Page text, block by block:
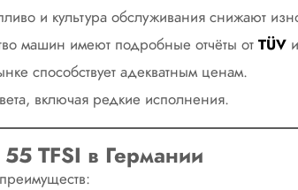
и культура обслуживания снижают
машин имеют подробные отчёты от TÜV
способствует адекватным ценам.
включая редкие исполнения.
TFSI в Германии